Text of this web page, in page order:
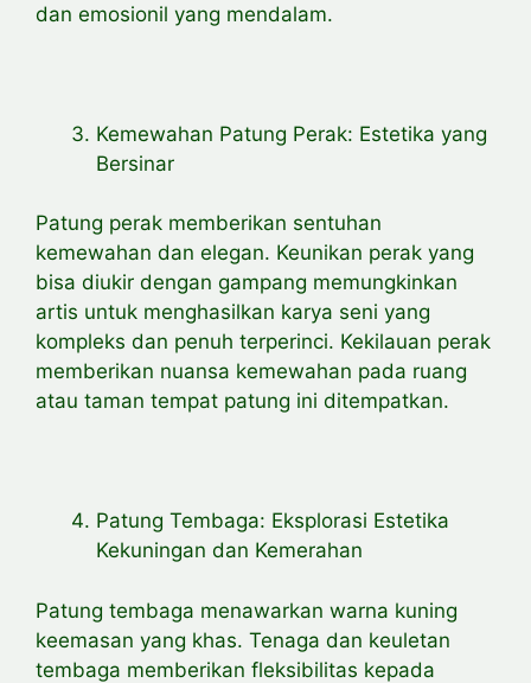
dan emosionil yang mendalam.
Kemewahan Patung Perak: Estetika yang
Bersinar
Patung perak memberikan sentuhan
kemewahan dan elegan. Keunikan perak yang
bisa diukir dengan gampang memungkinkan
artis untuk menghasilkan karya seni yang
kompleks dan penuh terperinci. Kekilauan perak
memberikan nuansa kemewahan pada ruang
atau taman tempat patung ini ditempatkan.
Patung Tembaga: Eksplorasi Estetika
Kekuningan dan Kemerahan
Patung tembaga menawarkan warna kuning
keemasan yang khas. Tenaga dan keuletan
tembaga memberikan fleksibilitas kepada